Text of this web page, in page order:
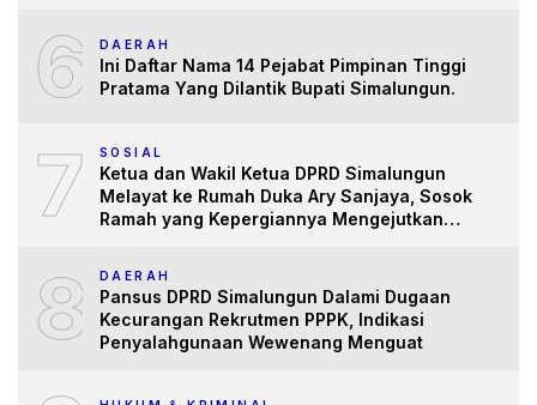
6 DAERAH
Ini Daftar Nama 14 Pejabat Pimpinan Tinggi
Pratama Yang Dilantik Bupati Simalungun.
7 SOSIAL
Ketua dan Wakil Ketua DPRD Simalungun
Melayat ke Rumah Duka Ary Sanjaya, Sosok
Ramah yang Kepergiannya Mengejutkan
8 DAERAH
Pansus DPRD Simalungun Dalami Dugaan
Kecurangan Rekrutmen PPPK, Indikasi
Penyalahgunaan Wewenang Menguat